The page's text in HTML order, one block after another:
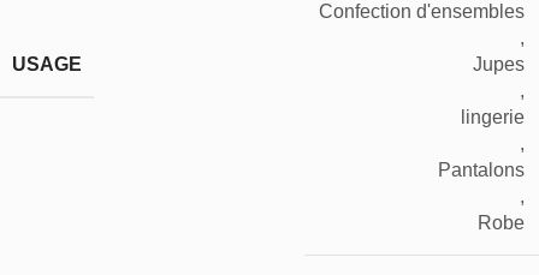
USAGE
Confection d'ensembles
,
Jupes
,
lingerie
,
Pantalons
,
Robe